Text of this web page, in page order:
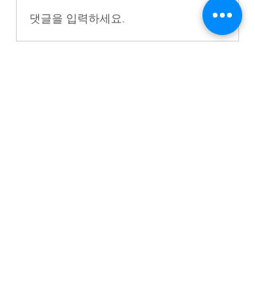
댓글을 입력하세요.